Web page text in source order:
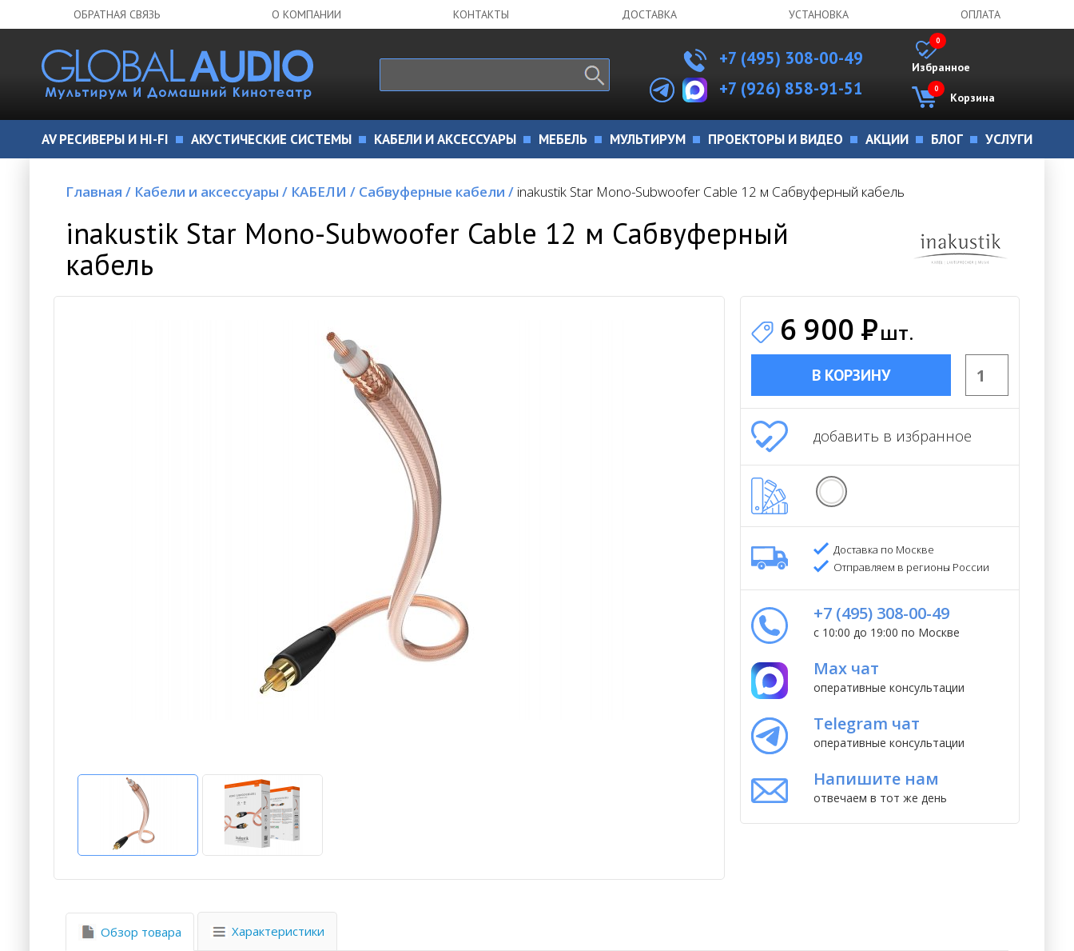
ОБРАТНАЯ СВЯЗЬ О КОМПАНИИ КОНТАКТЫ ДОСТАВКА УСТАНОВКА ОПЛАТА
+7 (495) 308-00-49
+7 (926) 858-91-51
Избранное
0
Корзина
0
AV РЕСИВЕРЫ И HI-FI АКУСТИЧЕСКИЕ СИСТЕМЫ КАБЕЛИ И АКСЕССУАРЫ МЕБЕЛЬ МУЛЬТИРУМ ПРОЕКТОРЫ И ВИДЕО АКЦИИ БЛОГ УСЛУГИ
Главная / Кабели и аксессуары / КАБЕЛИ / Сабвуферные кабели / inakustik Star Mono-Subwoofer Cable 12 м Сабвуферный кабель
inakustik Star Mono-Subwoofer Cable 12 м Сабвуферный
кабель
6 900 Ршт.
В КОРЗИНУ
добавить в избранное
Доставка по Москве
Отправляем в регионы России
+7 (495) 308-00-49
с 10:00 до 19:00 по Москве
Max чат
оперативные консультации
Telegram чат
оперативные консультации
Напишите нам
отвечаем в тот же день
Обзор товара Характеристики